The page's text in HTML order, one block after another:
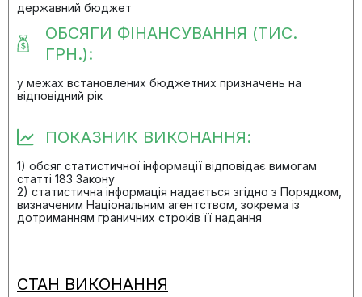
державний бюджет
ОБСЯГИ ФІНАНСУВАННЯ (ТИС.
ГРН.):
у межах встановлених бюджетних призначень на
відповідний рік
ПОКАЗНИК ВИКОНАННЯ:
1) обсяг статистичної інформації відповідає вимогам
статті 183 Закону
2) статистична інформація надається згідно з Порядком,
визначеним Національним агентством, зокрема із
дотриманням граничних строків її надання
СТАН ВИКОНАННЯ